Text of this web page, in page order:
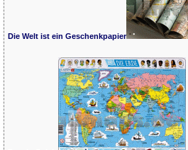
Die Welt ist ein Geschenkpapier